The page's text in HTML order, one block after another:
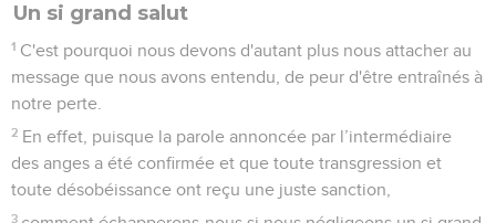
Un si grand salut
1 C'est pourquoi nous devons d'autant plus nous attacher au
message que nous avons entendu, de peur d'être entraînés à
notre perte.
2 En effet, puisque la parole annoncée par l’intermédiaire
des anges a été confirmée et que toute transgression et
toute désobéissance ont reçu une juste sanction,
3